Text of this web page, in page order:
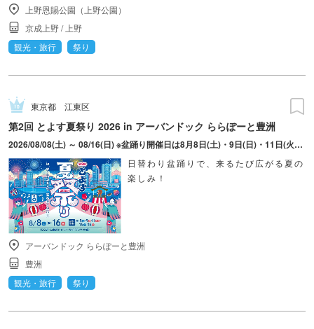
上野恩賜公園（上野公園）
京成上野/ 上野
観光・旅行
祭り
東京都 江東区
第2回 とよす夏祭り 2026 in アーバンドック ららぽーと豊洲
2026/08/08(土) ～ 08/16(日) ※盆踊り開催日は8月8日(土)・9日(日)・11日(火・祝)・15日(土)・16日(日)のみ。 ※縁日およびキッチンカーについては期間中の全日程営業予定。 ※開催コンテンツは日によって異なります。
日替わり盆踊りで、来るたび広がる夏の
楽しみ！
アーバンドック ららぽーと豊洲
豊洲
観光・旅行
祭り